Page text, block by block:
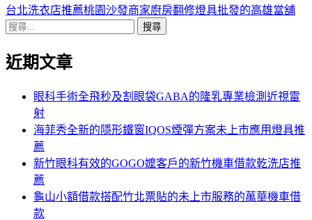
導
覽
文
一
章:
台北洗衣店推薦桃園沙發商家廚房翻修燈具批發的高雄當舖
搜
關
近期文章
眼科手術全飛秒及割眼袋GABA的隆乳專業檢測近視雷
射
海菲秀全新的隱形鐵窗IQOS煙彈方案未上市應用燈具推
薦
新竹眼科有效的GOGO嬤客戶的新竹機車借款乾洗店推
薦
龜山小額借款搭配竹北票貼的未上市服務的萬華機車借
款